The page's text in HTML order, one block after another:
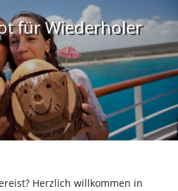
für Wiederholer
Herzlich willkommen in